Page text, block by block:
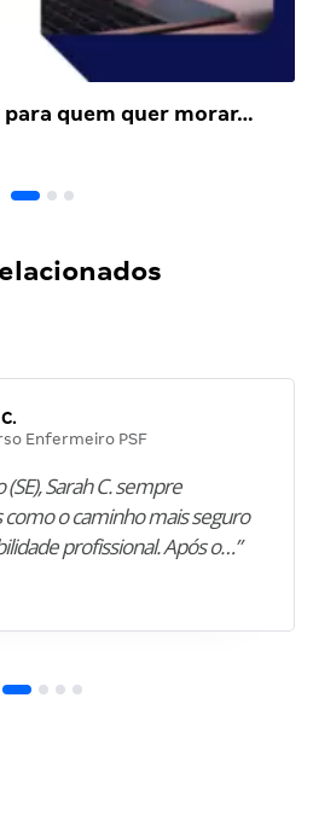
quem quer morar…
Enfermeiro PSF
Sarah C. sempre
o caminho mais seguro
profissional. Após o…”